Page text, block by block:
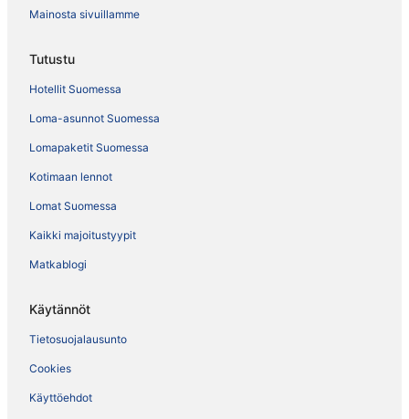
Mainosta sivuillamme
Tutustu
Hotellit Suomessa
Loma-asunnot Suomessa
Lomapaketit Suomessa
Kotimaan lennot
Lomat Suomessa
Kaikki majoitustyypit
Matkablogi
Käytännöt
Tietosuojalausunto
Cookies
Käyttöehdot